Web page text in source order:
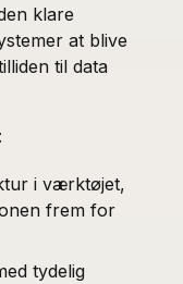
klare
at blive
til data
i værktøjet,
frem for
tydelig